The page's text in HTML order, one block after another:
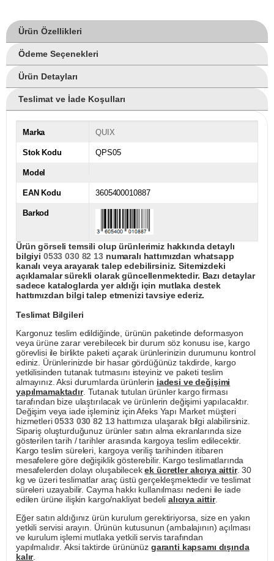
Ürün Özellikleri
Ödeme Seçenekleri
Ürün Detayları
Teslimat ve İade Koşulları
Marka QUIX
Stok Kodu QPS05
Model
EAN Kodu 3605400010887
Barkod
Ürün görseli temsili olup ürünlerimiz hakkında detaylı
bilgiyi 0533 030 82 13numaralı hattımızdan whatsapp
kanalı veya arayarak talep edebilirsiniz. Sitemizdeki
açıklamalar sürekli olarak güncellenmektedir. Bazı detaylar
sadece kataloglarda yer aldığı için mutlaka destek
hattımızdan bilgi talep etmenizi tavsiye ederiz.
Teslimat Bilgileri
Kargonuz teslim edildiğinde, ürünün paketinde deformasyon
veya ürüne zarar verebilecek bir durum söz konusu ise, kargo
görevlisi ile birlikte paketi açarak ürünlerinizin durumunu kontrol
ediniz. Ürünlerinizde bir hasar gördüğünüz takdirde, kargo
yetkilisinden tutanak tutmasını isteyiniz ve paketi teslim
almayınız. Aksi durumlarda ürünlerin iadesi ve değişimi
yapılmamaktadır. Tutanak tutulan ürünler kargo firması
tarafından bize ulaştırılacak ve ürünlerin değişimi yapılacaktır.
Değişim veya iade işleminiz için Afeks Yapı Market müşteri
hizmetleri0533 030 82 13hattımıza ulaşarak bilgi alabilirsiniz.
Sipariş oluşturduğunuz ürünler satın alma ekranlarında size
gösterilen tarih / tarihler arasında kargoya teslim edilecektir.
Kargo teslim süreleri, kargoya veriliş tarihinden itibaren
mesafelere göre değişiklik gösterebilir. Kargo teslimatlarında
mesafelerden dolayı oluşabilecekek ücretler alıcıya aittir. 30
kg ve üzeri teslimatlar araç üstü gerçekleşmektedir ve teslimat
süreleri uzayabilir. Cayma hakkı kullanılması nedeni ile iade
edilen ürüne ilişkin kargo/nakliyat bedeli alıcıya aittir.
Eğer satın aldığınız ürün kurulum gerektiriyorsa, size en yakın
yetkili servisi arayın. Ürünün kutusunun (ambalajının) açılması
ve kurulum işlemi mutlaka yetkili servis tarafından
yapılmalıdır. Aksi taktirde ürününüz garanti kapsamı dışında
kalır.